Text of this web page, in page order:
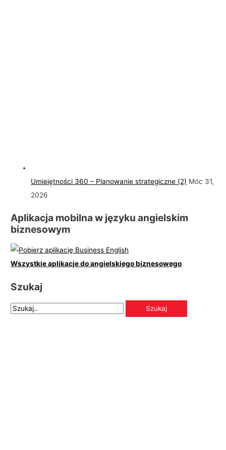
Umiejętności 360 – Planowanie strategiczne (2) Móc 31,
2026
Aplikacja mobilna w języku angielskim
biznesowym
Wszystkie aplikacje do angielskiego biznesowego
Szukaj